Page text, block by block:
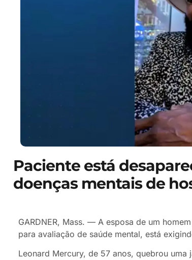
Paciente está
doenças mentais de
GARDNER, Mass. — A esposa de um
para avaliação de saúde mental, está
Leonard Mercury, de 57 anos, quebrou